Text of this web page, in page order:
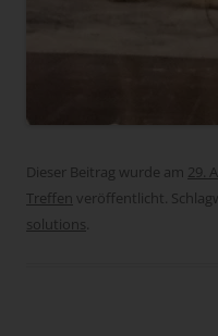
Dieser Beitrag wurde am 29.
Treffen veröffentlicht.
solutions.